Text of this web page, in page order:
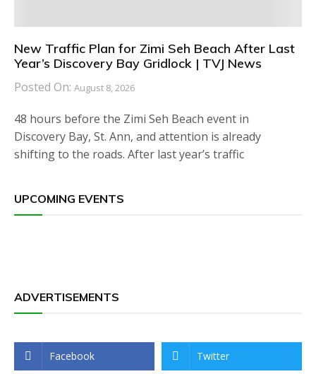
New Traffic Plan for Zimi Seh Beach After Last
Year’s Discovery Bay Gridlock | TVJ News
Posted On: August 8, 2026
48 hours before the Zimi Seh Beach event in
Discovery Bay, St. Ann, and attention is already
shifting to the roads. After last year’s traffic
UPCOMING EVENTS
ADVERTISEMENTS
Facebook Twitter